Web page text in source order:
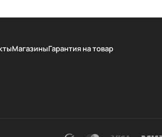
МагазиныГарантия на товар